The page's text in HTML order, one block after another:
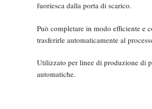
fuoriesca dalla porta di scarico.
Può completare in modo efficiente e
trasferirle automaticamente al
Utilizzato per linee di produzione di
automatiche.